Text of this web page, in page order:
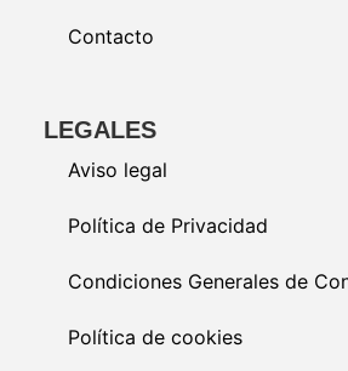
Contacto
LEGALES
Aviso legal
Política de Privacidad
Condiciones Generales de
Política de cookies